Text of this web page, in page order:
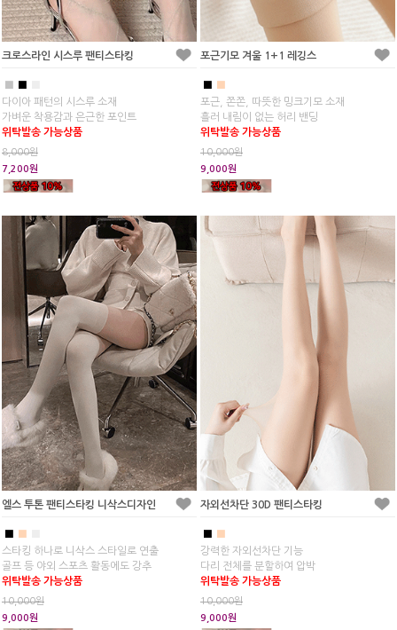
크로스라인 시스루 팬티스타킹
■
다이아 패턴의 시스루 소재
가벼운 착용감과 은근한 포인트
위탁발송 가능상품
8,000원
7,200원
포근기모 겨울 1+1 레깅스
■
포근, 쫀쫀, 따뜻한 밍크기모 소재
흘러 내림이 없는 허리 밴딩
위탁발송 가능상품
10,000원
9,000원
엘스 투톤 팬티스타킹 니삭스디자인
■ ■
스타킹 하나로 니삭스 스타일로 연출
골프 등 야외 스포츠 활동에도 강추
위탁발송 가능상품
10,000원
9,000원
자외선차단 30D 팬티스타킹
■ ■
강력한 자외선차단 기능
다리 전체를 분할하여 압박
위탁발송 가능상품
10,000원
9,000원